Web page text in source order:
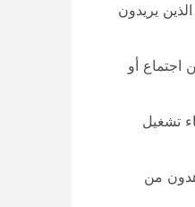
يريدون
أو
تشغيل
من